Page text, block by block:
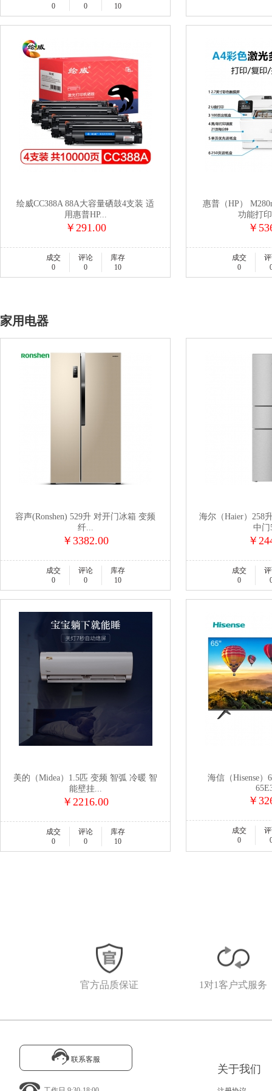
0
0
10
绘威CC388A 88A大容量硒鼓4支装 适
用惠普HP...
￥291.00
成交
0
评论
0
库存
10
惠普（HP）
功能打
￥
成交
0
家用电器
容声(Ronshen) 529升 对开门冰箱 变频
纤...
￥3382.00
成交
0
评论
0
库存
10
海尔（Haier）258
中
￥
成交
0
美的（Midea）1.5匹 变频 智弧 冷暖 智
能壁挂...
￥2216.00
成交
0
评论
0
库存
10
海信（Hisense
￥
成交
0
官方品质保证 1对1客户式服务
联系客服
关于我们